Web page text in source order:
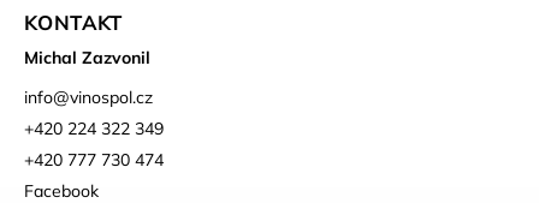
KONTAKT
Michal Zazvonil
info@vinospol.cz
+420 224 322 349
+420 777 730 474
Facebook